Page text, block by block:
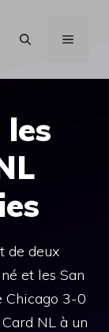
MENU
de deux
et les San
Chicago 3-0
NL à un